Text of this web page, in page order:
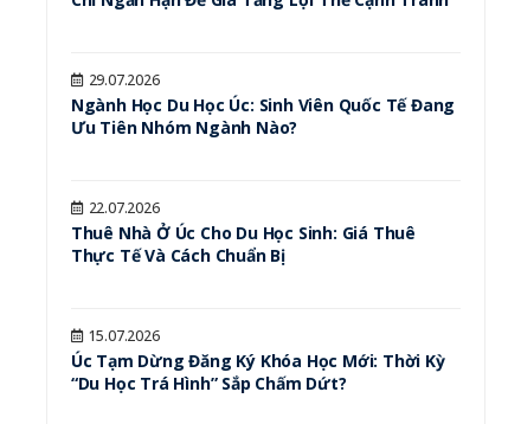
29.07.2026
Ngành Học Du Học Úc: Sinh Viên Quốc Tế Đang
Ưu Tiên Nhóm Ngành Nào?
22.07.2026
Thuê Nhà Ở Úc Cho Du Học Sinh: Giá Thuê
Thực Tế Và Cách Chuẩn Bị
15.07.2026
Úc Tạm Dừng Đăng Ký Khóa Học Mới: Thời Kỳ
“Du Học Trá Hình” Sắp Chấm Dứt?